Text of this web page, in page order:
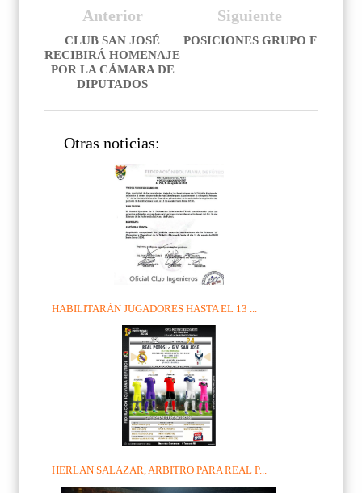
Siguiente
POSICIONES GRUPO F
Anterior
CLUB SAN JOSÉ
RECIBIRÁ HOMENAJE
POR LA CÁMARA DE
DIPUTADOS
Otras noticias:
HABILITARÁN JUGADORES HASTA EL 13 ...
HERLAN SALAZAR, ARBITRO PARA REAL P...